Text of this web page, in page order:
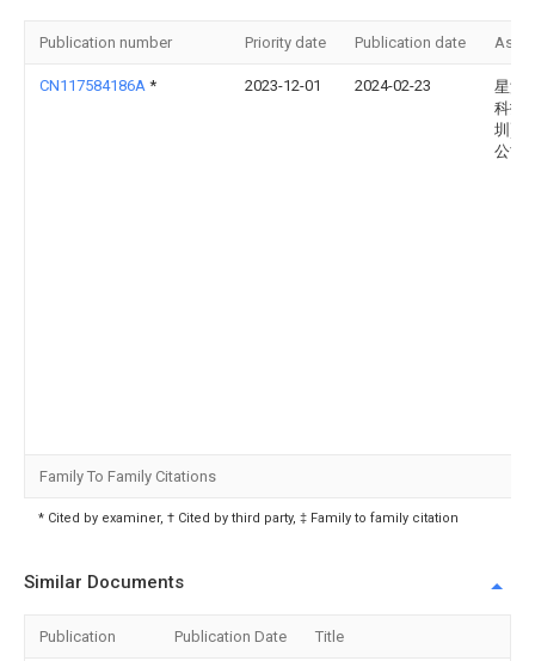
Publication number Priority date Publication date
CN117584186A * 2023-12-01 2024-02-23
星源
科技(
圳)有
公司
Family To Family Citations
* Cited by examiner, † Cited by third party, ‡ Family to family citation
Similar Documents
Publication Publication Date Title